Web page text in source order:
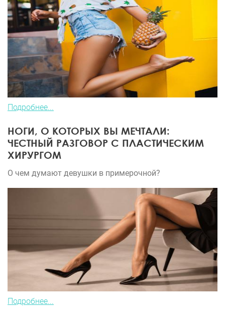
Подробнее...
НОГИ, О КОТОРЫХ ВЫ МЕЧТАЛИ:
ЧЕСТНЫЙ РАЗГОВОР С ПЛАСТИЧЕСКИМ
ХИРУРГОМ
О чем думают девушки в примерочной?
Подробнее...